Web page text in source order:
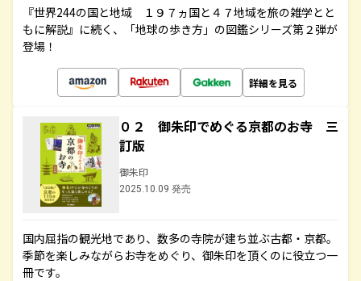
『世界244の国と地域 １９７ヵ国と４７地域を旅の雑学とと
もに解説』に続く、「地球の歩き方」の図鑑シリーズ第２弾が
登場！
詳細を見る
０２ 御朱印でめぐる京都のお寺 三
訂版
御朱印
2025.10.09 発売
国内屈指の観光地であり、数多の寺院が建ち並ぶ古都・京都。
季節を楽しみながらお寺をめぐり、御朱印を頂くのに役立つ一
冊です。